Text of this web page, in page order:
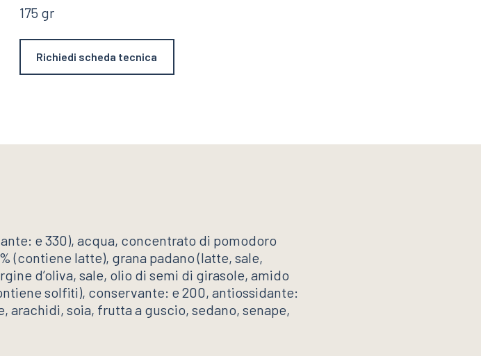
175 gr
Richiedi scheda tecnica
e 330), acqua, concentrato di pomodoro
(contiene latte), grana padano (latte, sale,
d’oliva, sale, olio di semi di girasole, amido
solfiti), conservante: e 200, antiossidante:
soia, frutta a guscio, sedano, senape,